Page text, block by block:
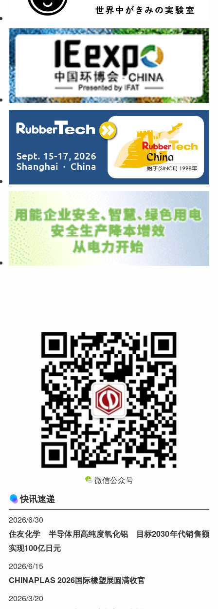
微信公众号
快讯速递
2026/6/30
住友化学 半导体用高纯度氧化铝 目标2030年代销售额
实现100亿日元
2026/6/15
CHINAPLAS 2026国际橡塑展圆满收官
2026/3/20